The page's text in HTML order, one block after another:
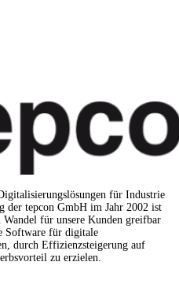
für Industrie
der tepcon GmbH im Jahr 2002 ist
Wandel für unsere Kunden greifbar
Software für digitale
durch Effizienzsteigerung auf
zu erzielen.